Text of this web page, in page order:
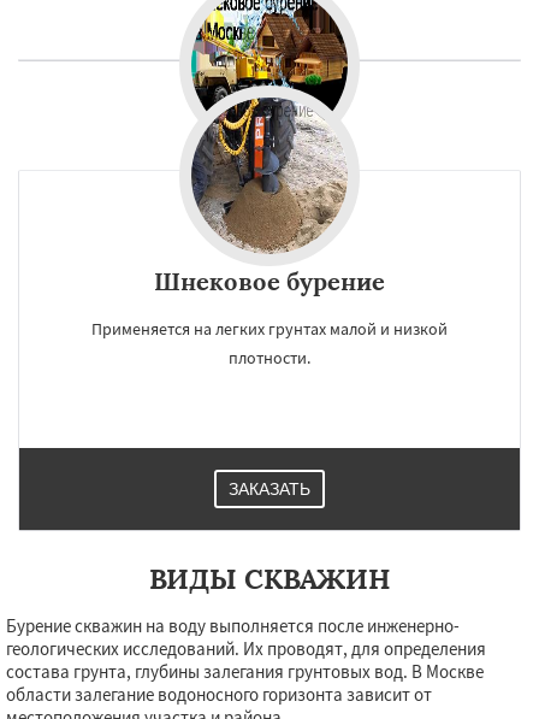
Шнековое бурение
Применяется на легких грунтах малой и низкой
плотности.
ЗАКАЗАТЬ
ВИДЫ СКВАЖИН
Бурение скважин на воду выполняется после инженерно-
геологических исследований. Их проводят, для определения
состава грунта, глубины залегания грунтовых вод. В Москве
области залегание водоносного горизонта зависит от